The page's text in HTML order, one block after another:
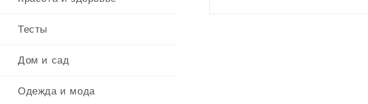
Тесты
Дом и сад
Одежда и мода